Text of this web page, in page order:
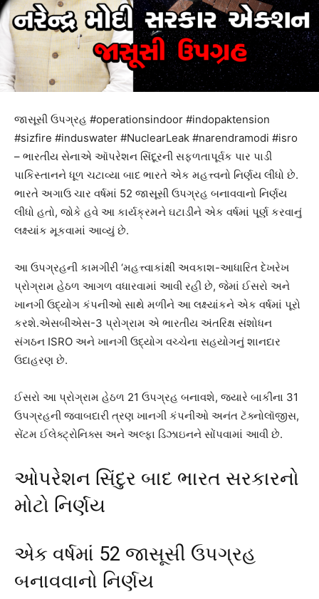
જાસૂસી ઉપગ્રહ #operationsindoor #indopaktension
#sizfire #induswater #NuclearLeak #narendramodi #isro
– ભારતીય સેનાએ ઑપરેશન સિંદૂરની સફળતાપૂર્વક પાર પાડી
પાકિસ્તાનને ધૂળ ચટાવ્યા બાદ ભારતે એક મહત્ત્વનો નિર્ણય લીધો છે.
ભારતે અગાઉ ચાર વર્ષમાં 52 જાસૂસી ઉપગ્રહ બનાવવાનો નિર્ણય
લીધો હતો, જોકે હવે આ કાર્યક્રમને ઘટાડીને એક વર્ષમાં પૂર્ણ કરવાનું
લક્ષ્યાંક મૂકવામાં આવ્યું છે.
આ ઉપગ્રહની કામગીરી ‘મહત્ત્વાકાંક્ષી અવકાશ-આધારિત દેખરેખ
પ્રોગ્રામ હેઠળ આગળ વધારવામાં આવી રહી છે, જેમાં ઈસરો અને
ખાનગી ઉદ્યોગ કંપનીઓ સાથે મળીને આ લક્ષ્યાંકને એક વર્ષમાં પૂરો
કરશે.એસબીએસ-3 પ્રોગ્રામ એ ભારતીય અંતરિક્ષ સંશોધન
સંગઠન ISRO અને ખાનગી ઉદ્યોગ વચ્ચેના સહયોગનું શાનદાર
ઉદાહરણ છે.
ઈસરો આ પ્રોગ્રામ હેઠળ 21 ઉપગ્રહ બનાવશે, જ્યારે બાકીના 31
ઉપગ્રહની જવાબદારી ત્રણ ખાનગી કંપનીઓ અનંત ટૅક્નોલૉજીસ,
સેંટમ ઈલેક્ટ્રોનિક્સ અને અલ્ફા ડિઝાઇનને સોંપવામાં આવી છે.
ઓપરેશન સિંદુર બાદ ભારત સરકારનો
મોટો નિર્ણય
એક વર્ષમાં 52 જાસૂસી ઉપગ્રહ
બનાવવાનો નિર્ણય